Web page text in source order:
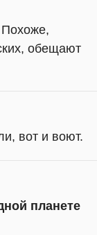
обещают
вот и воют.
планете